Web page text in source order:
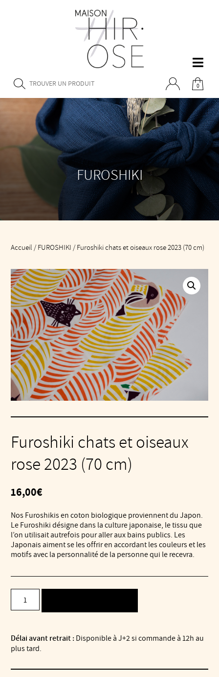
0
FUROSHIKI
Accueil / FUROSHIKI / Furoshiki chats et oiseaux rose 2023 (70 cm)
Furoshiki chats et oiseaux
rose 2023 (70 cm)
16,00€
Nos Furoshikis en coton biologique proviennent du Japon.
Le Furoshiki désigne dans la culture japonaise, le tissu que
l’on utilisait autrefois pour aller aux bains publics. Les
Japonais aiment se les offrir en accordant les couleurs et les
motifs avec la personnalité de la personne qui le recevra.
Furoshiki
oiseaux
rose
(70
Délai avant retrait : Disponible à J+2 si commande à 12h au
plus tard.